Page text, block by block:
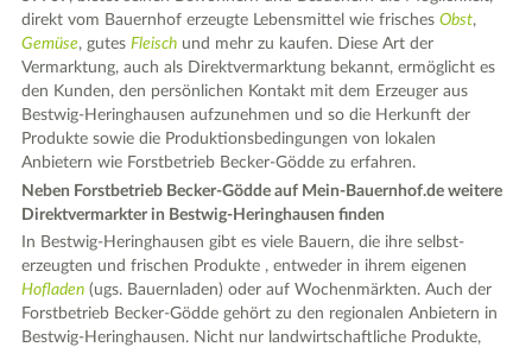
direkt vom Bauernhof erzeugte Lebensmittel wie frischesObst,
Gemüse, gutesFleisch und mehr zu kaufen. Diese Art der
Vermarktung, auch als Direktvermarktung bekannt, ermöglicht es
den Kunden, den persönlichen Kontakt mit dem Erzeuger aus
Bestwig-Heringhausen aufzunehmen und so die Herkunft der
Produkte sowie die Produktionsbedingungen von lokalen
Anbietern wie Forstbetrieb Becker-Gödde zu erfahren.
Neben Forstbetrieb Becker-Gödde auf Mein-Bauernhof.de weitere
Direktvermarkter in Bestwig-Heringhausen finden
In Bestwig-Heringhausen gibt es viele Bauern, die ihre selbst-
erzeugten und frischen Produkte , entweder in ihrem eigenen
Hofladen (ugs. Bauernladen) oder auf Wochenmärkten. Auch der
Forstbetrieb Becker-Gödde gehört zu den regionalen Anbietern in
Bestwig-Heringhausen. Nicht nur landwirtschaftliche Produkte,